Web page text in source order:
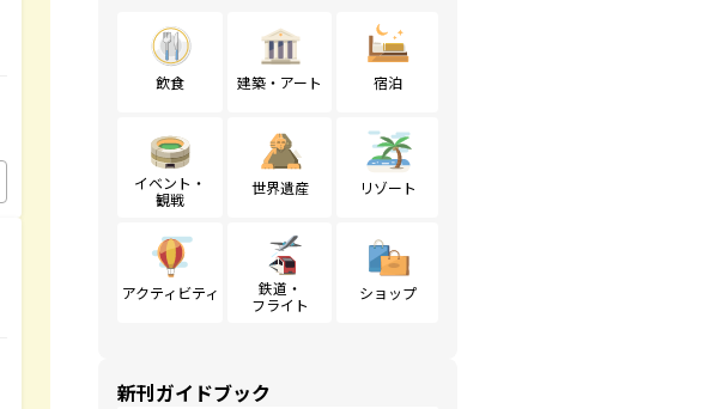
飲食 建築・アート 宿泊
イベント・
観戦
世界遺産 リゾート
アクティビティ
鉄道・
フライト
ショップ
新刊ガイドブック